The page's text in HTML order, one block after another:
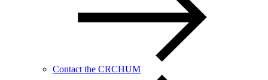
Contact the CRCHUM